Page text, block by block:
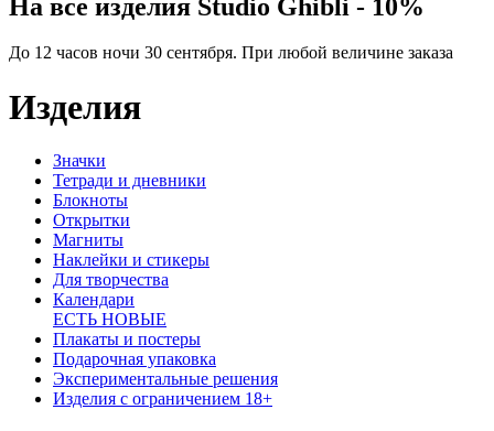
На все изделия Studio Ghibli - 10%
До 12 часов ночи 30 сентября. При любой величине заказа
Изделия
Значки
Тетради и дневники
Блокноты
Открытки
Магниты
Наклейки и стикеры
Для творчества
Календари
ЕСТЬ НОВЫЕ
Плакаты и постеры
Подарочная упаковка
Экспериментальные решения
Изделия с ограничением 18+